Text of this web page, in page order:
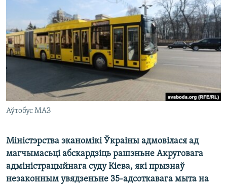
КАЛЯНДАР
НА ХВАЛЯХ СВАБОДЫ
Аўтобус МАЗ
Міністэрства эканомікі Ўкраіны адмовілася ад
магчымасьці абскардзіць рашэньне Акруговага
адміністрацыйнага суду Кіева, які прызнаў
незаконным увядзеньне 35-адсоткавага мыта на